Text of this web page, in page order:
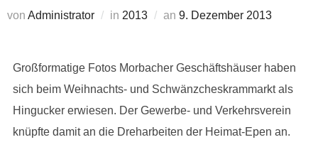
von Administrator in 2013 an Veröffentlicht
9. Dezember 2013
Großformatige Fotos Morbacher Geschäftshäuser haben
sich beim Weihnachts- und Schwänzcheskrammarkt als
Hingucker erwiesen. Der Gewerbe- und Verkehrsverein
knüpfte damit an die Dreharbeiten der Heimat-Epen an.